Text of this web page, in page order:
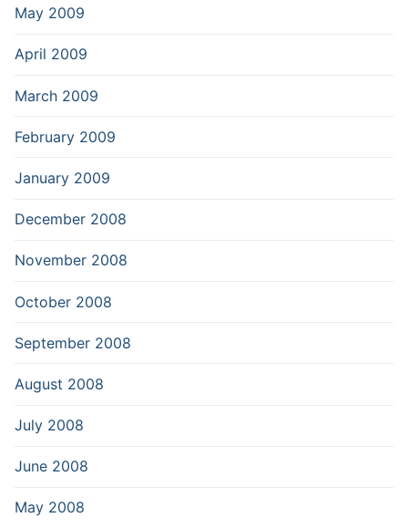
May 2009
April 2009
March 2009
February 2009
January 2009
December 2008
November 2008
October 2008
September 2008
August 2008
July 2008
June 2008
May 2008